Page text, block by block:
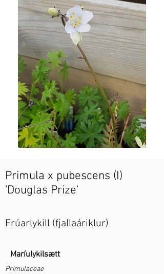
Primula x pubescens (I)
'Douglas Prize'
Frúarlykill (fjallaáriklur)
Maríulykilsætt
Primulaceae